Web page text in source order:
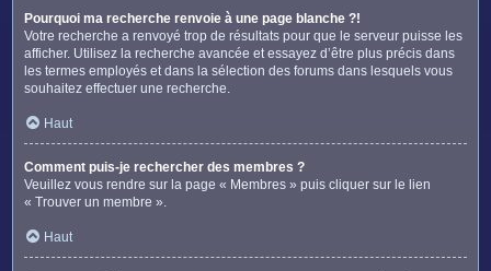
Pourquoi ma recherche renvoie à une page blanche ?!
Votre recherche a renvoyé trop de résultats pour que le serveur puisse les
afficher. Utilisez la recherche avancée et essayez d’être plus précis dans
les termes employés et dans la sélection des forums dans lesquels vous
souhaitez effectuer une recherche.
Haut
Comment puis-je rechercher des membres ?
Veuillez vous rendre sur la page « Membres » puis cliquer sur le lien
« Trouver un membre ».
Haut